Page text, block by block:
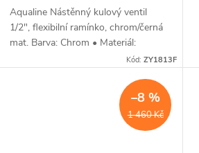
Aqualine Nástěnný kulový ventil
1/2", flexibilní ramínko, chrom/černá
mat. Barva: Chrom • Materiál:
Mosaz • Tvar: Kruhové • Instalace:
Kód:ZY1813F
1 460 Kč
–8 %